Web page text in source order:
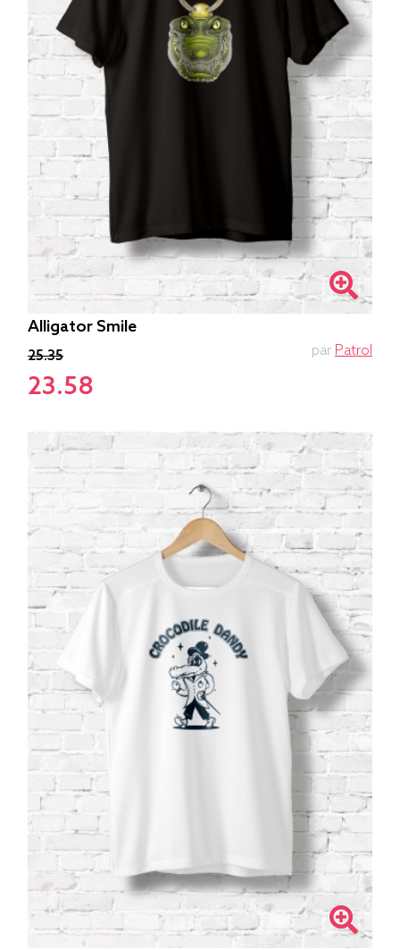
Alligator Smile
25.35
23.58
par Patrol